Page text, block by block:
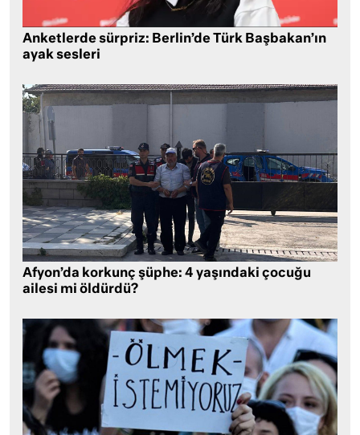
Anketlerde sürpriz: Berlin’de Türk Başbakan’ın
ayak sesleri
Afyon’da korkunç şüphe: 4 yaşındaki çocuğu
ailesi mi öldürdü?